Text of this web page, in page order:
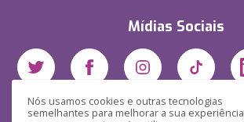
Nós usamos cookies e outras tecnologias
semelhantes para melhorar a sua experiência
Mídias Sociais